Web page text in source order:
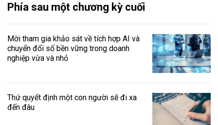
Phía sau một chương kỳ cuối
Mời tham gia khảo sát về tích hợp AI và
chuyển đổi số bền vững trong doanh
nghiệp vừa và nhỏ
Thứ quyết định một con người sẽ đi xa
đến đâu